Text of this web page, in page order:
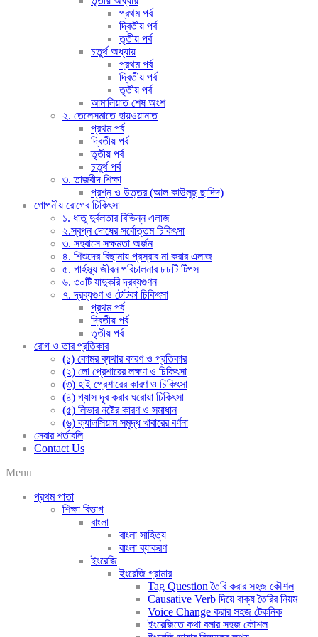
প্রথম পর্ব
দ্বিতীয় পর্ব
তৃতীয় পর্ব
চতুর্থ অধ্যায়
প্রথম পর্ব
দ্বিতীয় পর্ব
তৃতীয় পর্ব
আমালিয়াত শেষ অংশ
২. তেলেসমাতে হায়ওয়ানাত
প্রথম পর্ব
দ্বিতীয় পর্ব
তৃতীয় পর্ব
চতুর্থ পর্ব
৩. তাজবীদ শিক্ষা
প্রশ্ন ও উত্তর (আল কাউলুছ ছাদিদ)
গোপনীয় রোগের চিকিৎসা
১. ধাতু দুর্বলতার বিভিন্ন এলাজ
২.স্বপ্ন দোষের সর্বোত্তম চিকিৎসা
৩. সহবাসে সক্ষমতা অর্জন
৪. শিশুদের বিছানায় প্রস্রাব না করার এলাজ
৫. গার্হস্থ্য জীবন পরিচালনার ৮৮টি টিপস
৬. ৩০টি যাদুকরি দ্রব্যগুণন
৭. দ্রব্যগুণ ও টোটকা চিকিৎসা
প্রথম পর্ব
দ্বিতীয় পর্ব
তৃতীয় পর্ব
রোগ ও তার প্রতিকার
(১) কোমর ব্যথার কারণ ও প্রতিকার
(২) লো প্রেশারের লক্ষণ ও চিকিৎসা
(৩) হাই প্রেশারের কারণ ও চিকিৎসা
(৪) গ্যাস দূর করার ঘরোয়া চিকিৎসা
(৫) লিভার নষ্টের কারণ ও সমাধান
(৬) ক্যালসিয়াম সমৃদ্ধ খাবারের বর্ণনা
সেবার শর্তাবলি
Contact Us
Menu
প্রথম পাতা
শিক্ষা বিভাগ
বাংলা
বাংলা সাহিত্য
বাংলা ব্যাকরণ
ইংরেজি
ইংরেজি গ্রামার
Tag Question তৈরি করার সহজ কৌশল
Causative Verb দিয়ে বাক্য তৈরির নিয়ম
Voice Change করার সহজ টেকনিক
ইংরেজিতে কথা বলার সহজ কৌশল